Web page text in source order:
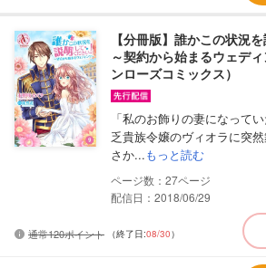
【分冊版】誰かこの状況
～契約から始まるウェデ
ンローズコミックス）
「私のお飾りの妻になって
乏貴族令嬢のヴィオラに突
さか...もっと読む
27
配信日：2018/06/29
通常120ポイント （終了日:08/30）